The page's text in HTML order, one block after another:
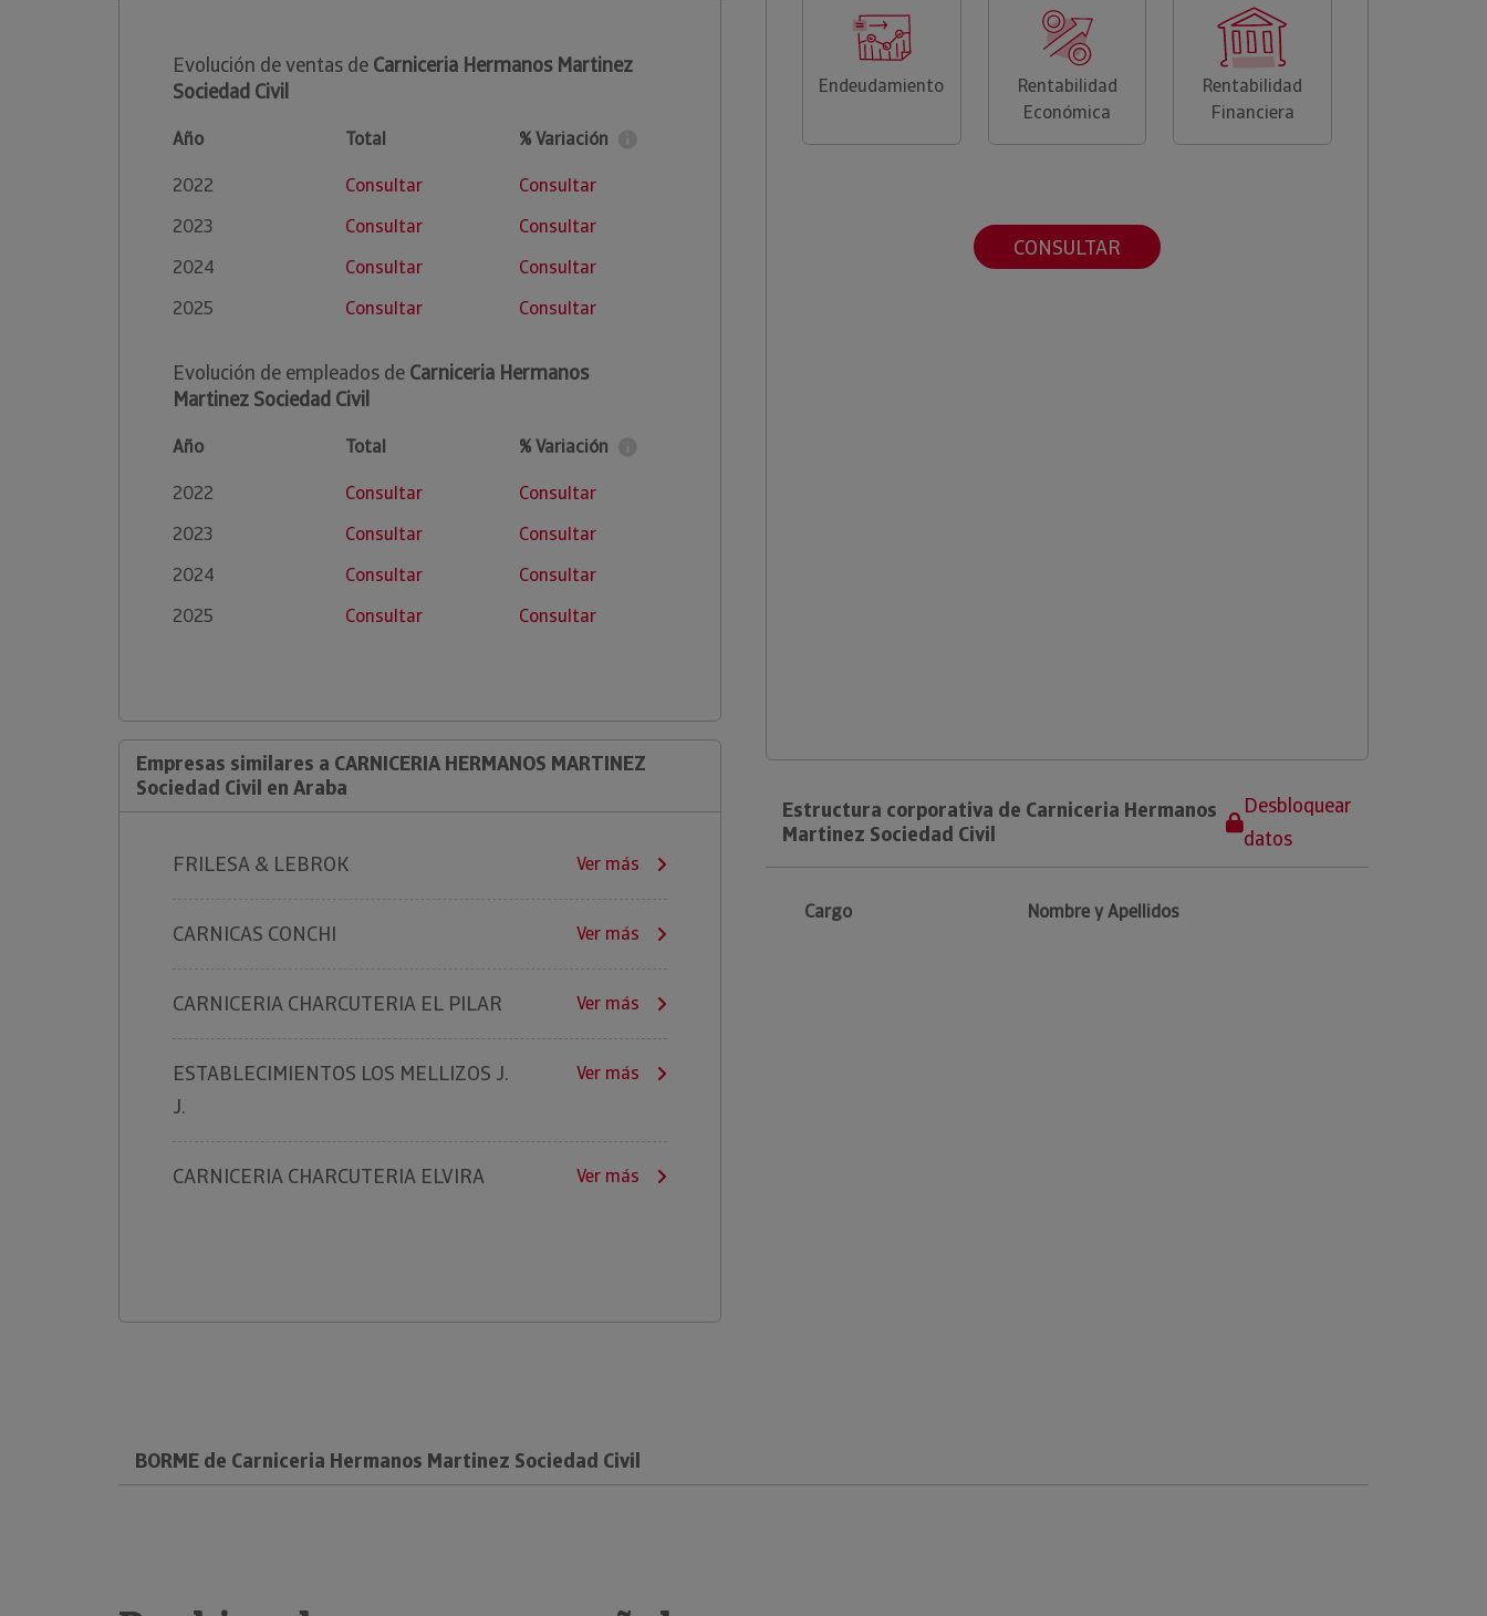
Evolución de ventas de Carniceria Hermanos Martinez
Sociedad Civil
Año Total
% Variación
2022
Consultar
Consultar
2023
Consultar
Consultar
2024
Consultar
Consultar
2025
Consultar Consultar
Evolución de empleados de Carniceria Hermanos
Martinez Sociedad Civil
Año Total
% Variación
2022
Consultar
Consultar
2023
Consultar
Consultar
2024
Consultar
Consultar
2025
Consultar Consultar
Empresas similares a CARNICERIA HERMANOS MARTINEZ
Sociedad Civil en Araba
FRILESA & LEBROK Ver más
CARNICAS CONCHI Ver más
CARNICERIA CHARCUTERIA EL PILAR Ver más
ESTABLECIMIENTOS LOS MELLIZOS J.
J.
Ver más
CARNICERIA CHARCUTERIA ELVIRA Ver más
Endeudamiento
Rentabilidad
Económica
Rentabilidad
Financiera
CONSULTAR
Estructura corporativa de Carniceria Hermanos
Martinez Sociedad Civil
Desbloquear
datos
Cargo Nombre y Apellidos
BORME de Carniceria Hermanos Martinez Sociedad Civil